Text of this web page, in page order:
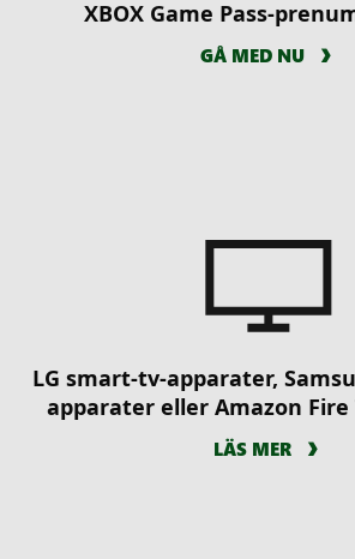
XBOX Game Pass-
GÅ MED NU
LG smart-tv-apparater,
apparater eller Amazon
LÄS MER